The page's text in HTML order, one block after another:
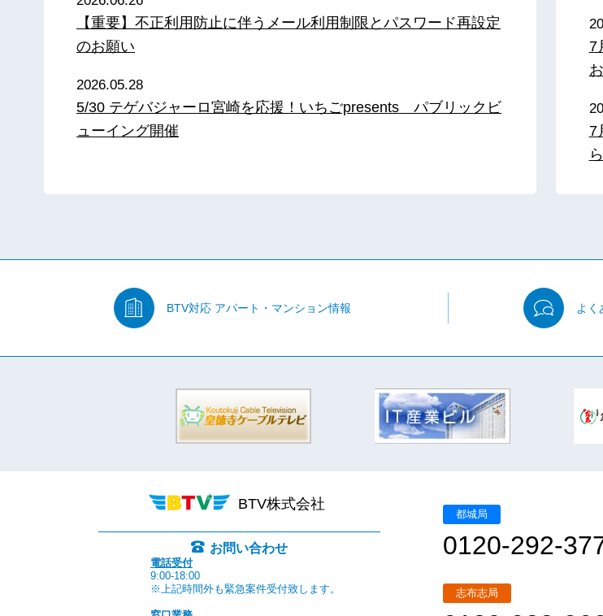
【重要】不正利用防止に伴うメール利用制限とパスワード再設定
のお願い
2026.05.28
5/30 テゲバジャーロ宮崎を応援！いちごpresents パブリックビ
ューイング開催
7
7
BTV対応 アパート・マンション情報 よく
BTV株式会社
お問い合わせ
電話受付
9:00-18:00
※上記時間外も緊急案件受付致します。
都城局
0120-292-
志布志局